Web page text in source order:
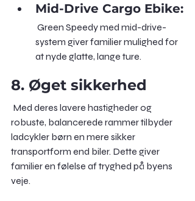
Mid-Drive Cargo Ebike:
system giver familier mulighed for
at nyde glatte, lange ture.
8. Øget sikkerhed
robuste, balancerede rammer tilbyder
ladcykler børn en mere sikker
transportform end biler. Dette giver
familier en følelse af tryghed på byens
veje.